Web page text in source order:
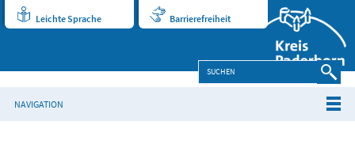
Leichte Sprache Barrierefreiheit
NAVIGATION